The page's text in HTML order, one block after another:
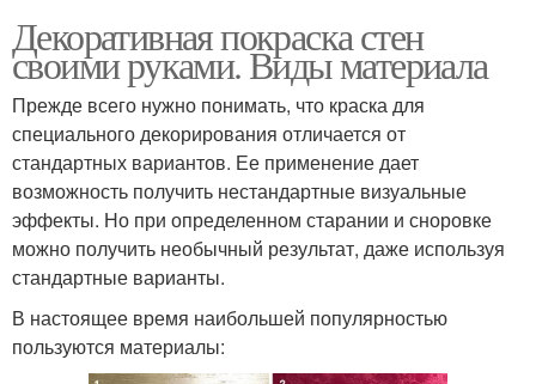
Декоративная покраска стен
своими руками. Виды материала
Прежде всего нужно понимать, что краска для
специального декорирования отличается от
стандартных вариантов. Ее применение дает
возможность получить нестандартные визуальные
эффекты. Но при определенном старании и сноровке
можно получить необычный результат, даже используя
стандартные варианты.
В настоящее время наибольшей популярностью
пользуются материалы: